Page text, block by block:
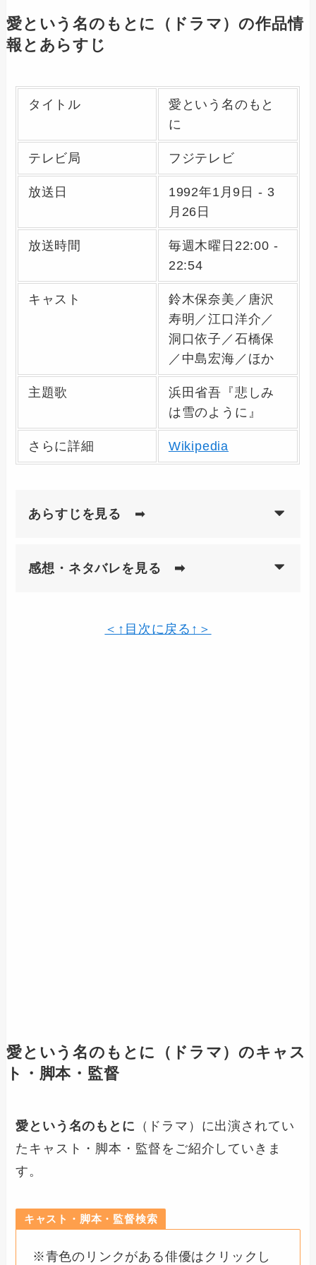
愛という名のもとに（ドラマ）の作品情
報とあらすじ
タイトル
愛という名のもと
に
テレビ局 フジテレビ
放送日
1992年1月9日 - 3
月26日
放送時間
毎週木曜日22:00 -
22:54
キャスト
鈴木保奈美／唐沢
寿明／江口洋介／
洞口依子／石橋保
／中島宏海／ほか
主題歌
浜田省吾『悲しみ
は雪のように』
さらに詳細 Wikipedia
あらすじを見る ➡
感想・ネタバレを見る ➡
＜↑目次に戻る↑＞
愛という名のもとに
（ドラマ）のキャス
ト・脚本・監督
愛という名のもとに （ドラマ）に出演されてい
たキャスト・脚本・監督をご紹介していきま
す。
キャスト・脚本・監督検索
※青色のリンクがある俳優はクリックし